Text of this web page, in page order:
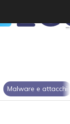
Malware e attacchi